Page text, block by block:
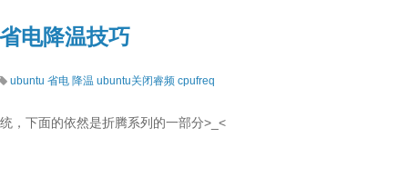
电降温技巧
ubuntu 省电 降温 ubuntu关闭睿频 cpufreq
，下面的依然是折腾系列的一部分>_<